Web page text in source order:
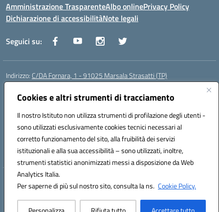
Cookies e altri strumenti di tracciamento
Il nostro Istituto non utilizza strumenti di profilazione degli utenti -
sono utilizzati esclusivamente cookies tecnici necessari al
corretto funzionamento del sito, alla fruibilità dei servizi
istituzionali e alla sua accessibilità – sono utilizzati, inoltre,
strumenti statistici anonimizzati messi a disposizione da Web
Analytics Italia.
Per saperne di più sul nostro sito, consulta la ns. Cookie Policy.
Amministrazione TrasparenteAlbo onlinePrivacy Policy
Dichiarazione di accessibilitàNote legali
Seguici su:
Indirizzo: C/DA Fornara, 1 - 91025 Marsala Strasatti (TP)
Centralino:
Posta elettronica certificata (PEC):tpic81600v@pec.istruzione.it
Codice fiscale: 82006360810
Codice meccanografico:TPIC81600V
Codice Indice delle Pubbliche Amministrazioni (IPA): istsc_tpic81600v
Codice unico di fatturazione (CUF): UFODYY
Hosting & Powered by 3D Solution S.r.l.
Concept & Design by Designers Italia